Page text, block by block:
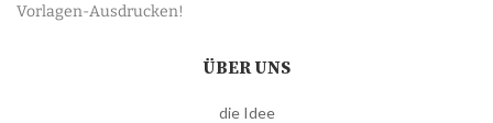
Vorlagen-Ausdrucken!
ÜBER UNS
die Idee